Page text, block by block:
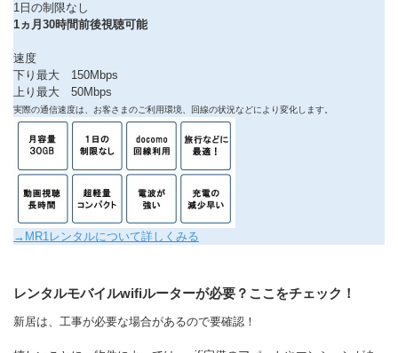
1日の制限なし
1ヵ月30時間前後視聴可能
速度
下り最大 150Mbps
上り最大 50Mbps
実際の通信速度は、お客さまのご利用環境、回線の状況などにより変化します。
→MR1レンタルについて詳しくみる
レンタルモバイルwifiルーターが必要？ここをチェック！
新居は、工事が必要な場合があるので要確認！